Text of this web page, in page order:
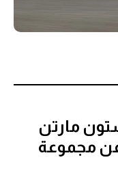
مارتن
مجموعة